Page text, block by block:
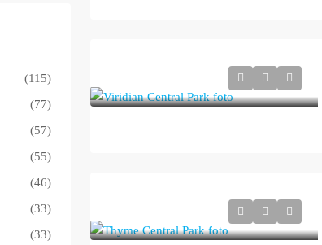
(115)
(77)
(57)
(55)
(46)
(33)
(33)